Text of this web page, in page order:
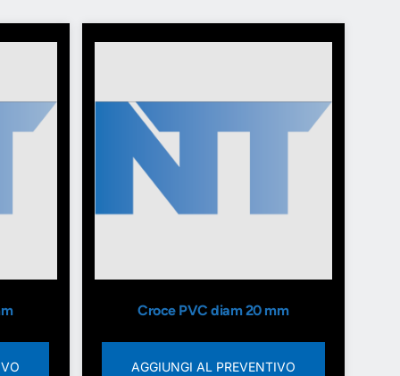
Croce PVC diam 20 mm
AGGIUNGI AL PREVENTIVO